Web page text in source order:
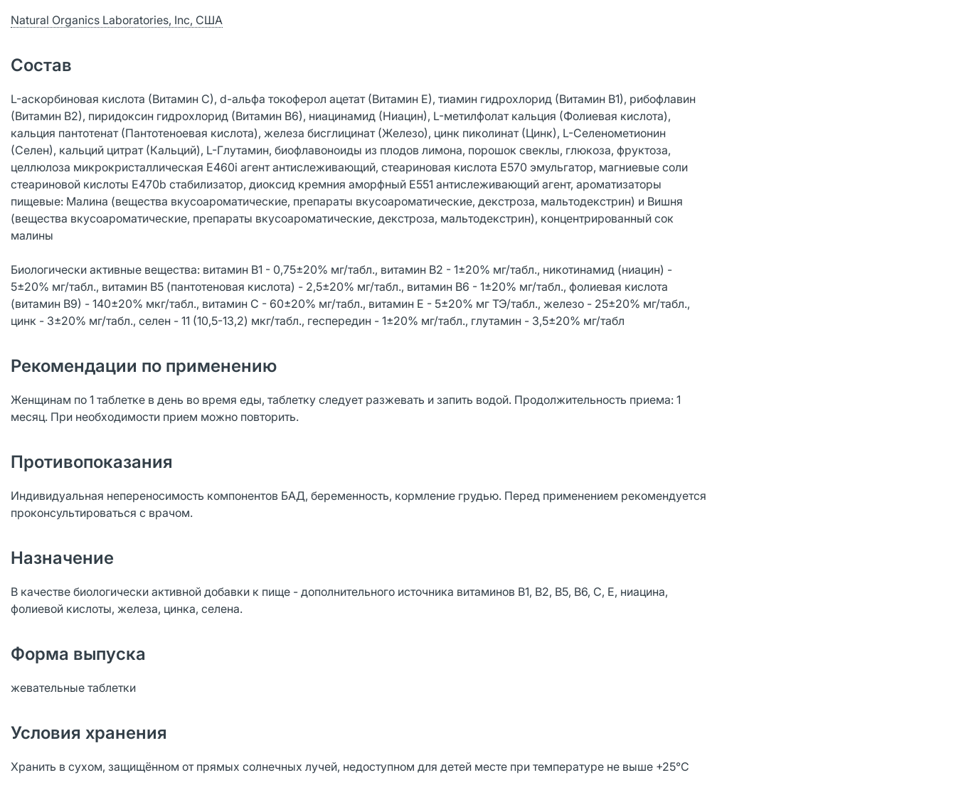
Natural Organics Laboratories, Inc, США
Состав
L-аскорбиновая кислота (Витамин С), d-альфа токоферол ацетат (Витамин Е), тиамин гидрохлорид (Витамин В1), рибофлавин
(Витамин В2), пиридоксин гидрохлорид (Витамин В6), ниацинамид (Ниацин), L-метилфолат кальция (Фолиевая кислота),
кальция пантотенат (Пантотеноевая кислота), железа бисглицинат (Железо), цинк пиколинат (Цинк), L-Селенометионин
(Селен), кальций цитрат (Кальций), L-Глутамин, биофлавоноиды из плодов лимона, порошок свеклы, глюкоза, фруктоза,
целлюлоза микрокристаллическая Е460i агент антислеживающий, стеариновая кислота Е570 эмульгатор, магниевые соли
стеариновой кислоты E470b стабилизатор, диоксид кремния аморфный Е551 антислеживающий агент, ароматизаторы
пищевые: Малина (вещества вкусоароматические, препараты вкусоароматические, декстроза, мальтодекстрин) и Вишня
(вещества вкусоароматические, препараты вкусоароматические, декстроза, мальтодекстрин), концентрированный сок
малины
Биологически активные вещества: витамин В1 - 0,75±20% мг/табл., витамин В2 - 1±20% мг/табл., никотинамид (ниацин) -
5±20% мг/табл., витамин В5 (пантотеновая кислота) - 2,5±20% мг/табл., витамин В6 - 1±20% мг/табл., фолиевая кислота
(витамин В9) - 140±20% мкг/табл., витамин С - 60±20% мг/табл., витамин Е - 5±20% мг ТЭ/табл., железо - 25±20% мг/табл.,
цинк - 3±20% мг/табл., селен - 11 (10,5-13,2) мкг/табл., геспередин - 1±20% мг/табл., глутамин - 3,5±20% мг/табл
Рекомендации по применению
Женщинам по 1 таблетке в день во время еды, таблетку следует разжевать и запить водой. Продолжительность приема: 1
месяц. При необходимости прием можно повторить.
Противопоказания
Индивидуальная непереносимость компонентов БАД, беременность, кормление грудью. Перед применением рекомендуется
проконсультироваться с врачом.
Назначение
В качестве биологически активной добавки к пище - дополнительного источника витаминов В1, В2, В5, В6, С, Е, ниацина,
фолиевой кислоты, железа, цинка, селена.
Форма выпуска
жевательные таблетки
Условия хранения
Хранить в сухом, защищённом от прямых солнечных лучей, недоступном для детей месте при температуре не выше +25°С